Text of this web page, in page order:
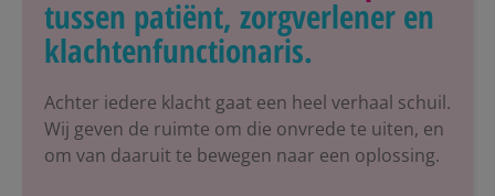
tussen patiënt, zorgverlener en
klachtenfunctionaris.
Achter iedere klacht gaat een heel verhaal schuil.
Wij geven de ruimte om die onvrede te uiten, en
om van daaruit te bewegen naar een oplossing.